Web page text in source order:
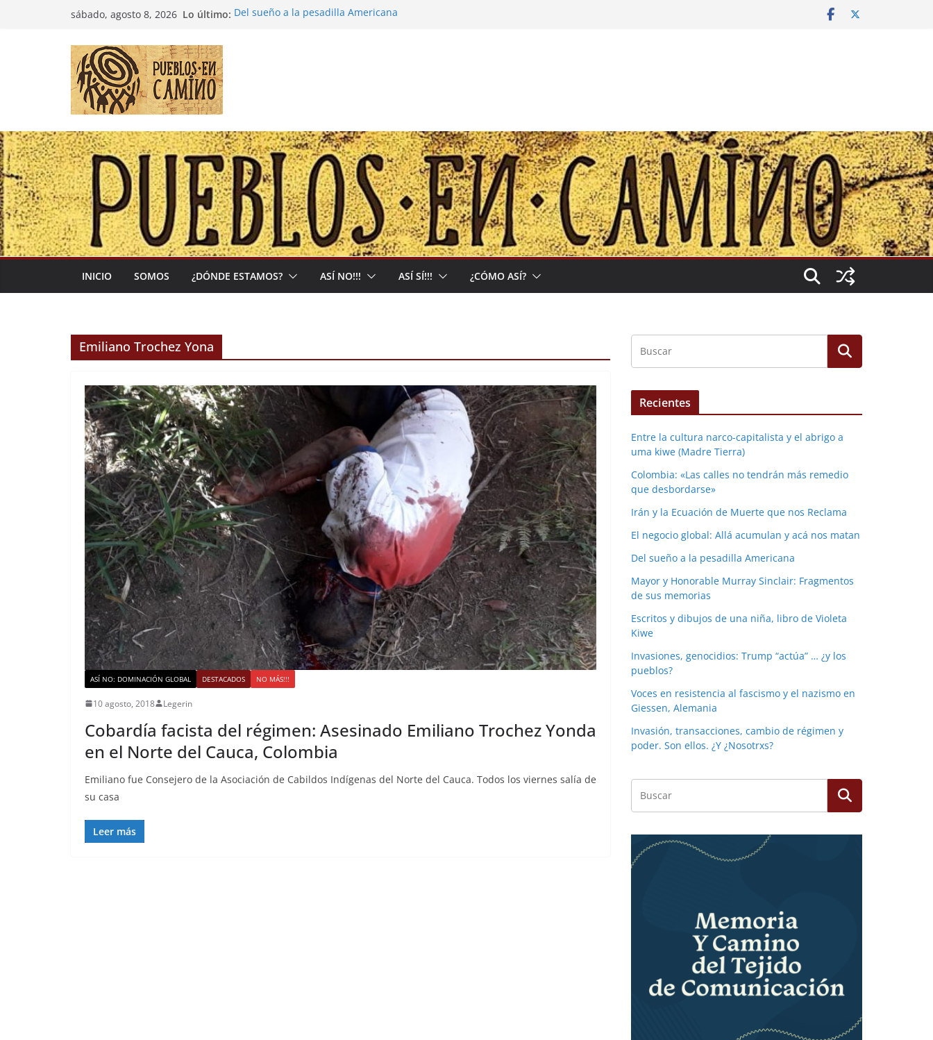
sábado, agosto 8, 2026 Lo último: Del sueño a la pesadilla Americana
INICIO SOMOS ¿DÓNDE ESTAMOS? ASÍ NO!!! ASÍ SÍ!!! ¿CÓMO ASÍ?
Emiliano Trochez Yona
ASÍ NO: DOMINACIÓN GLOBAL DESTACADOS NO MÁS!!!
10 agosto, 2018 Legerin
Cobardía facista del régimen: Asesinado Emiliano Trochez Yonda
en el Norte del Cauca, Colombia
Emiliano fue Consejero de la Asociación de Cabildos Indígenas del Norte del Cauca. Todos los viernes salía de
su casa
Leer más
Recientes
Entre la cultura narco-capitalista y el abrigo a
uma kiwe (Madre Tierra)
Colombia: «Las calles no tendrán más remedio
que desbordarse»
Irán y la Ecuación de Muerte que nos Reclama
El negocio global: Allá acumulan y acá nos matan
Del sueño a la pesadilla Americana
Mayor y Honorable Murray Sinclair: Fragmentos
de sus memorias
Escritos y dibujos de una niña, libro de Violeta
Kiwe
Invasiones, genocidios: Trump “actúa” … ¿y los
pueblos?
Voces en resistencia al fascismo y el nazismo en
Giessen, Alemania
Invasión, transacciones, cambio de régimen y
poder. Son ellos. ¿Y ¿Nosotrxs?